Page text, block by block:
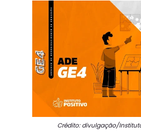
Crédito: divulgação/